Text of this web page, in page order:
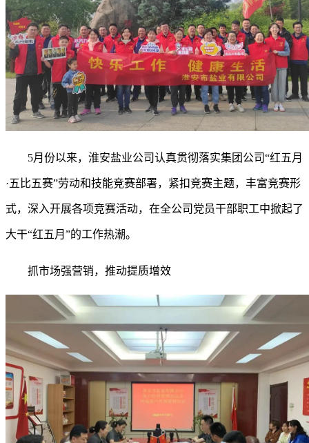
5月份以来，淮安盐业公司认真贯彻落实集团公司“红五月
·五比五赛”劳动和技能竞赛部署，紧扣竞赛主题，丰富竞赛形
式，深入开展各项竞赛活动，在全公司党员干部职工中掀起了
大干“红五月”的工作热潮。
抓市场强营销，推动提质增效